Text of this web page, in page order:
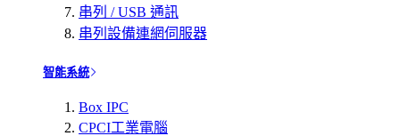
串列 / USB 通訊
串列設備連網伺服器
智能系統
Box IPC
CPCI工業電腦